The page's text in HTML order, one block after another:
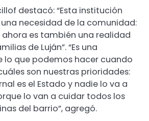
destacó: “Esta institución
necesidad de la comunidad:
ahora es también una realidad
de Luján”. “Es una
lo que podemos hacer cuando
son nuestras prioridades:
es el Estado y nadie lo va a
lo van a cuidar todos los
del barrio”, agregó.